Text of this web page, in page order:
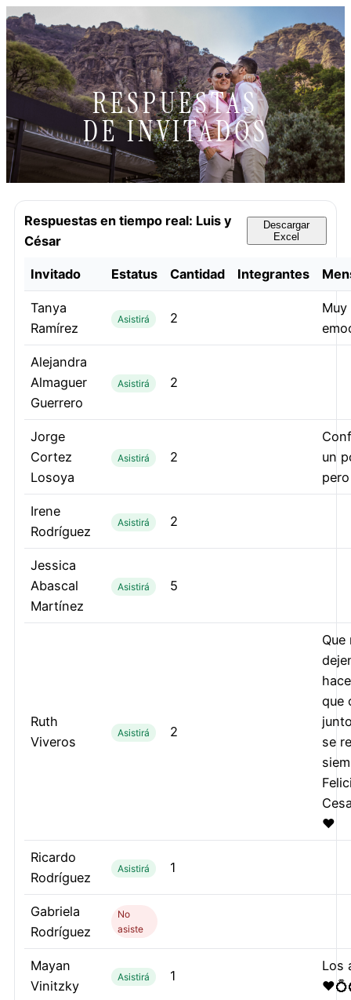
RESPUESTAS
DE INVITADOS
Respuestas en tiempo real: Luis y
César
Descargar
Excel
Invitado Estatus Cantidad Integrantes
Tanya
Ramírez
Asistirá 2
Alejandra
Almaguer
Guerrero
Asistirá 2
Jorge
Cortez
Losoya
Asistirá 2
un
Irene
Rodríguez
Asistirá 2
Jessica
Abascal
Martínez
Asistirá 5
Ruth
Viveros
Asistirá 2
Que
que
se
❤️
Ricardo
Rodríguez
Asistirá 1
Gabriela
Rodríguez
No
asiste
Mayan
Vinitzky
Asistirá 1
Los